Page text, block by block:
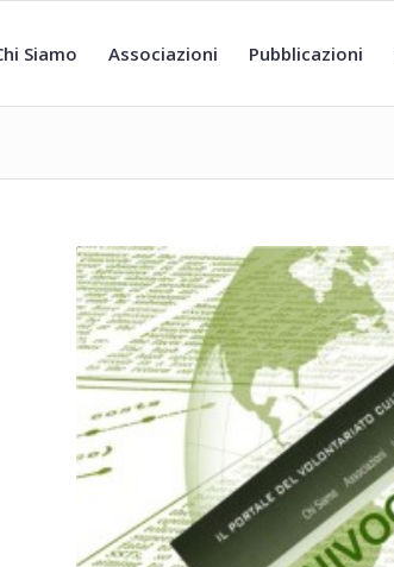
Siamo Associazioni Pubblicazioni